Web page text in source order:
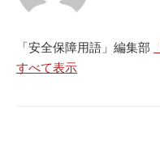
「安全保障用語」編集部
すべて表示